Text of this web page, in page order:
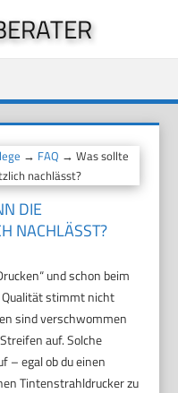
→ FAQ → Was sollte
nachlässt?
DIE
NACHLÄSST?
und schon beim
stimmt nicht
sind verschwommen
auf. Solche
– egal ob du einen
Tintenstrahldrucker zu